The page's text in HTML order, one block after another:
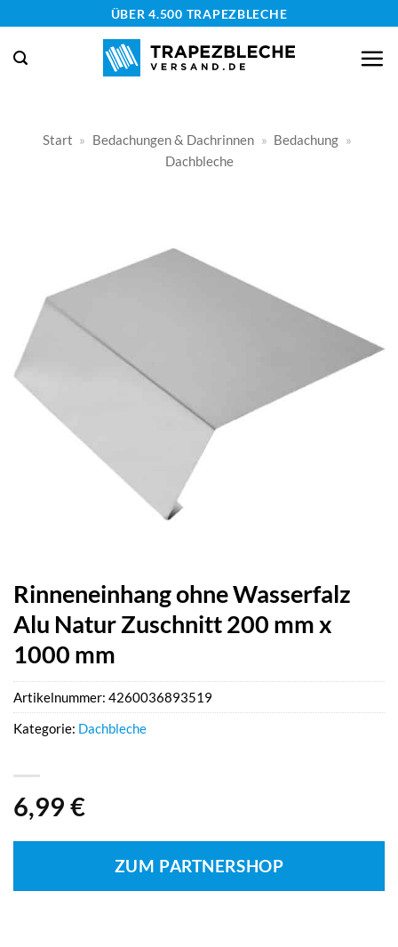
springen
ÜBER 4.500 TRAPEZBLECHE
Start » Bedachungen & Dachrinnen » Bedachung »
Dachbleche
Rinneneinhang ohne Wasserfalz
Alu Natur Zuschnitt 200 mm x
1000 mm
6,99 €
ZUM PARTNERSHOP
Artikelnummer: 4260036893519
Kategorie: Dachbleche